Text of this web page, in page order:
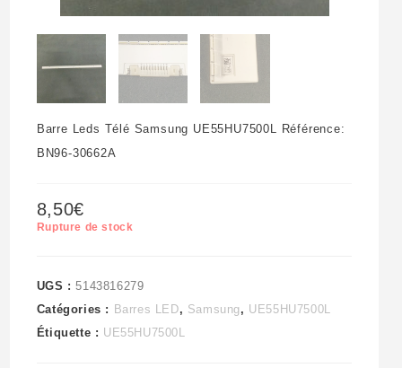
Barre Leds Télé Samsung UE55HU7500L Référence:
BN96-30662A
8,50€
Rupture de stock
UGS :5143816279
Catégories : Barres LED, Samsung, UE55HU7500L
Étiquette : UE55HU7500L